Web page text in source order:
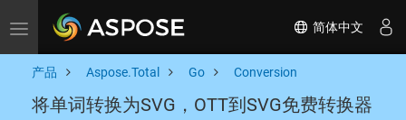
Toggle navigation 简体中文
产品 Aspose.Total Go Conversion
将单词转换为SVG，OTT到SVG免费转换器